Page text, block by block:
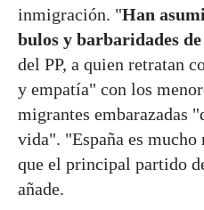
inmigración. "Han
bulos y barbaridades
del PP, a quien retratan
y empatía" con los
migrantes embarazadas
vida". "España es
que el principal partido
añade.